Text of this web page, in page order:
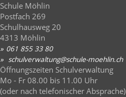
Schule Möhlin
Postfach 269
Schulhausweg 20
4313 Möhlin
061 855 33 80
sch lv rw lt ng sch l -m hln ch
Öffnungszeiten Schulverwaltung
Mo - Fr 08.00 bis 11.00 Uhr
(oder nach telefonischer Absprache)